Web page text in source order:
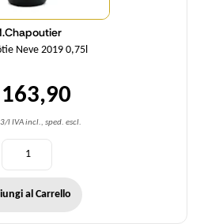
Neve 2019 0,75l
l IVA incl., sped. escl.
al Carrello